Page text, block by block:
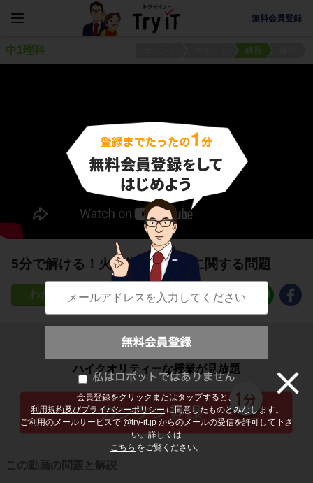
無料会員登録
会員登録をクリックまたはタップすると、
利用規約及びプライバシーポリシー に同意したものとみなします。
ご利用のメールサービスで @try-it.jp からのメールの受信を許可して下さ
い。詳しくは
こちら をご覧ください。
中1理科 練習
5分で解ける！火山岩と深成岩に関する問題
141
子どもの勉強から大人の学び直しまで
ハイクオリティーな授業が見放題
この動画の問題と解説